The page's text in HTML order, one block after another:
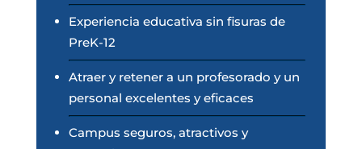
Experiencia educativa sin fisuras de
PreK-12
Atraer y retener a un profesorado y un
personal excelentes y eficaces
Campus seguros, atractivos y